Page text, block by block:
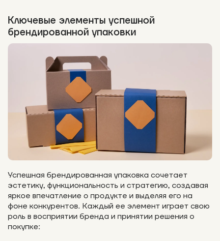
Ключевые элементы успешной
брендированной упаковки
Успешная брендированная упаковка сочетает
эстетику, функциональность и стратегию, создавая
яркое впечатление о продукте и выделяя его на
фоне конкурентов. Каждый ее элемент играет свою
роль в восприятии бренда и принятии решения о
покупке: